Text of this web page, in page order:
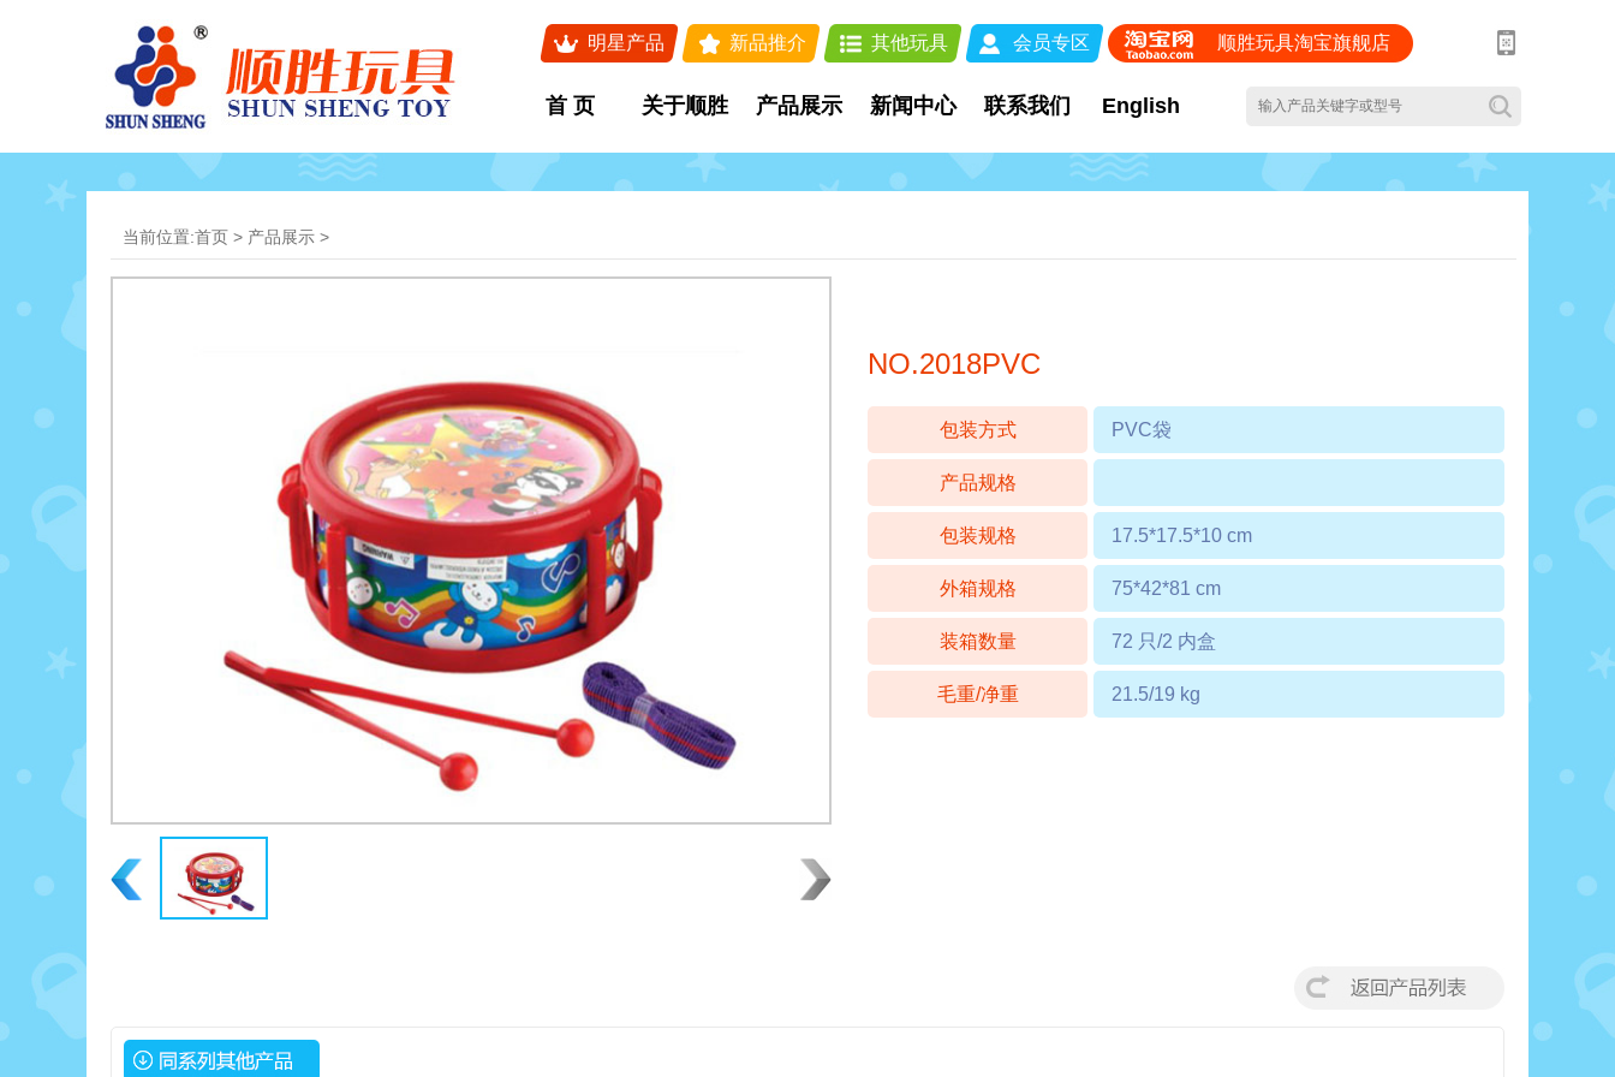
明星产品 新品推介 其他玩具 会员专区 顺胜玩具淘宝旗舰店
首 页 关于顺胜 产品展示 新闻中心 联系我们 English
当前位置:首页 > 产品展示 >
NO.2018PVC
包装方式 PVC袋
产品规格
包装规格 17.5*17.5*10 cm
外箱规格 75*42*81 cm
装箱数量 72 只/2 内盒
毛重/净重 21.5/19 kg